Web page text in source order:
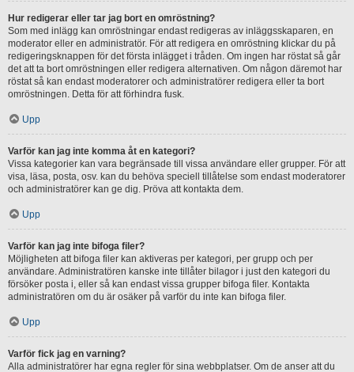
Hur redigerar eller tar jag bort en omröstning?
Som med inlägg kan omröstningar endast redigeras av inläggsskaparen, en
moderator eller en administratör. För att redigera en omröstning klickar du på
redigeringsknappen för det första inlägget i tråden. Om ingen har röstat så går
det att ta bort omröstningen eller redigera alternativen. Om någon däremot har
röstat så kan endast moderatorer och administratörer redigera eller ta bort
omröstningen. Detta för att förhindra fusk.
Upp
Varför kan jag inte komma åt en kategori?
Vissa kategorier kan vara begränsade till vissa användare eller grupper. För att
visa, läsa, posta, osv. kan du behöva speciell tillåtelse som endast moderatorer
och administratörer kan ge dig. Pröva att kontakta dem.
Upp
Varför kan jag inte bifoga filer?
Möjligheten att bifoga filer kan aktiveras per kategori, per grupp och per
användare. Administratören kanske inte tillåter bilagor i just den kategori du
försöker posta i, eller så kan endast vissa grupper bifoga filer. Kontakta
administratören om du är osäker på varför du inte kan bifoga filer.
Upp
Varför fick jag en varning?
Alla administratörer har egna regler för sina webbplatser. Om de anser att du